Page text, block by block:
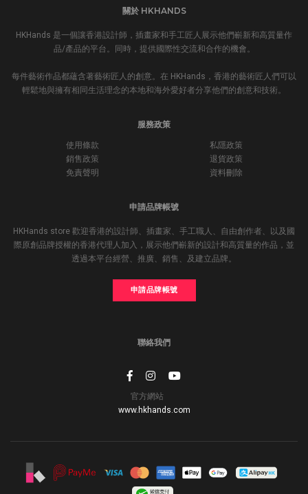
關於 HKHANDS
HKHands 是一個讓香港設計師，插畫家和手工匠人展示他們嶄新和高質量作
品/產品的平台。同時，提供國際性交流和合作的機會。
每件藝術作品都蘊含著藝術匠人的創意。在 HKHands，香港的藝術匠人們可以
輕鬆地與擁有相同生活理念的本地和海外愛好者分享他們的創意和技術。
服務政策
使用條款
私隱政策
銷售政策
退貨政策
免責聲明
資料刪除
申請品牌帳號
HKHands store 歡迎香港的設計師、插畫家、手工職人、自由創作者、以及國
際原創品牌授權的香港代理人加入，展示他們嶄新的設計和高質量的作品，並
透過本平台經營、推廣、銷售、及建立品牌。
申請品牌帳號
聯絡我們
官方網站
www.hkhands.com